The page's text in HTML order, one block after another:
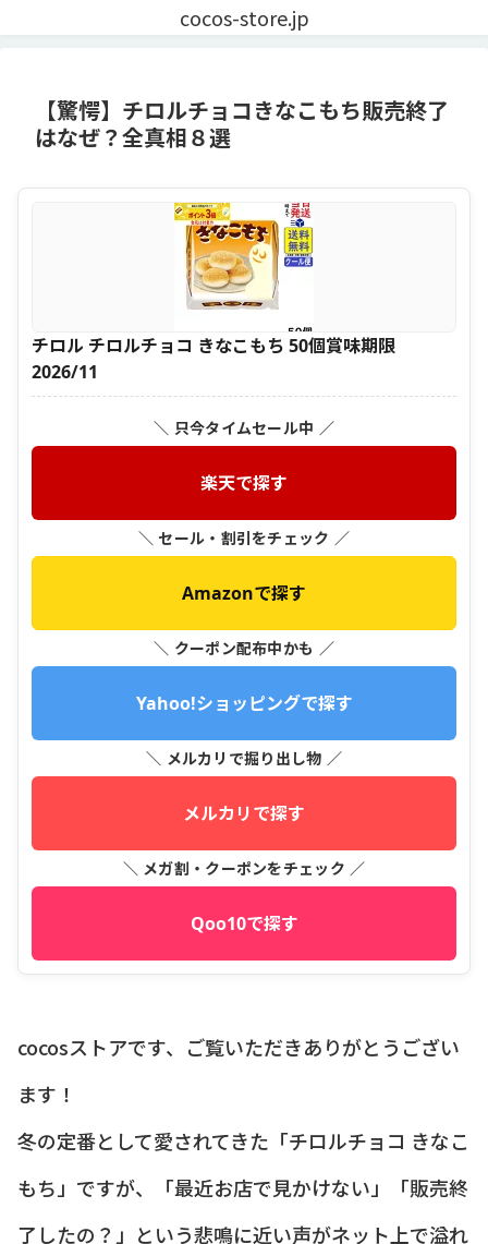
cocos-store.jp
【驚愕】チロルチョコきなこもち販売終了
はなぜ？全真相８選
チロル チロルチョコ きなこもち 50個賞味期限
2026/11
＼ 只今タイムセール中 ／
楽天で探す
＼ セール・割引をチェック ／
Amazonで探す
＼ クーポン配布中かも ／
Yahoo!ショッピングで探す
＼ メルカリで掘り出し物 ／
メルカリで探す
＼ メガ割・クーポンをチェック ／
Qoo10で探す
cocosストアです、ご覧いただきありがとうござい
ます！
冬の定番として愛されてきた「チロルチョコ きなこ
もち」ですが、「最近お店で見かけない」「販売終
了したの？」という悲鳴に近い声がネット上で溢れ